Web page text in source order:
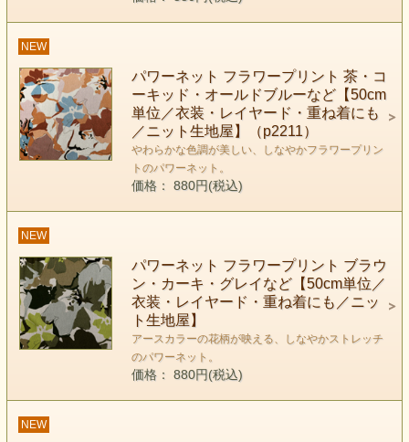
NEW
パワーネット フラワープリント 茶・コ
ーキッド・オールドブルーなど【50cm
単位／衣装・レイヤード・重ね着にも
／ニット生地屋】（p2211）
やわらかな色調が美しい、しなやかフラワープリン
トのパワーネット。
価格： 880円(税込)
NEW
パワーネット フラワープリント ブラウ
ン・カーキ・グレイなど【50cm単位／
衣装・レイヤード・重ね着にも／ニッ
ト生地屋】
アースカラーの花柄が映える、しなやかストレッチ
のパワーネット。
価格： 880円(税込)
NEW